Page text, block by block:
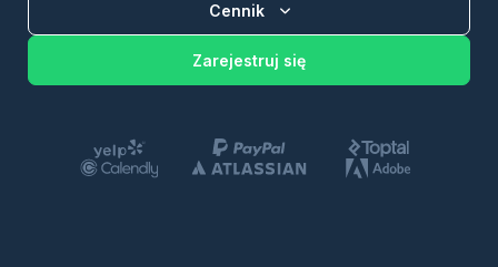
Zarejestruj się
Cennik